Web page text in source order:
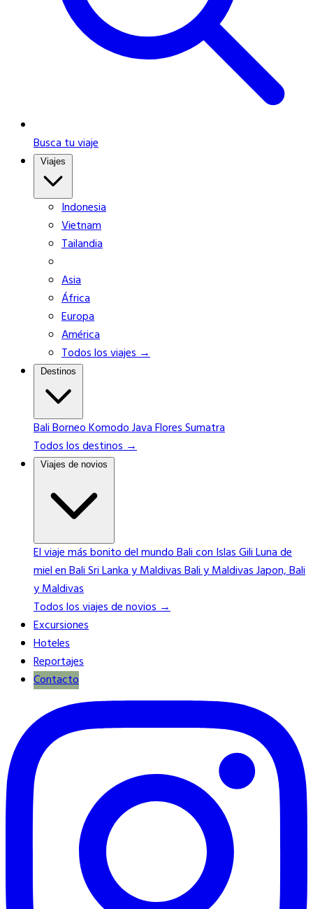
Busca tu viaje
Indonesia
Vietnam
Tailandia
Asia
África
Europa
América
Todos los viajes →
Destinos
BaliBorneoKomodoJavaFloresSumatra
Todos los destinos →
Viajes de novios
El viaje más bonito del mundoBali con Islas GiliLuna de
miel en BaliSri Lanka y MaldivasBali y MaldivasJapon, Bali
y Maldivas
Todos los viajes de novios →
Excursiones
Hoteles
Reportajes
Contacto